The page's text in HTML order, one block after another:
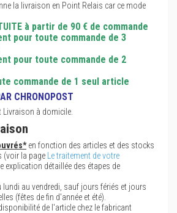
la livraison en Point Relais car ce mode
à partir de 90 € de commande
pour toute commande de 3
pour toute commande de 2
commande de 1 seul article
CHRONOPOST
à domicile.
en fonction des articles et des stocks
(voir la page
Le traitement de votre
explication détaillée des étapes de
lundi au vendredi, sauf jours fériés et jours
(fêtes de fin d'année et été).
de l'article chez le fabricant